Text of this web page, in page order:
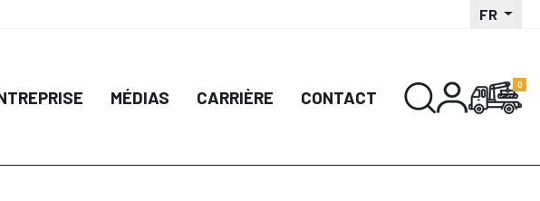
FR
MÉDIAS CARRIÈRE CONTACT